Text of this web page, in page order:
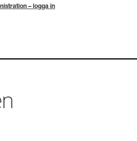
– logga in